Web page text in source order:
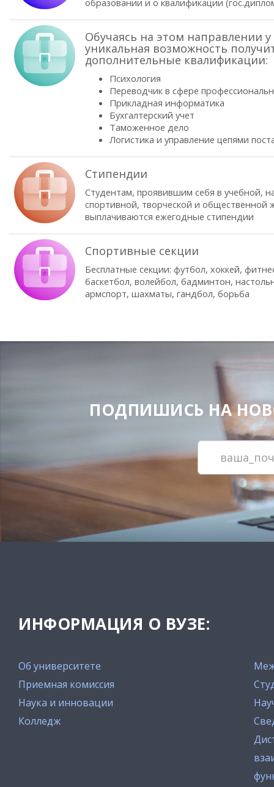
образовании и о квалификации
Обучаясь на этом направлении у
уникальная возможность
дополнительные квалификации:
Психология
Переводчик в сфере
Прикладная информатика
Бухгалтерский учет
Таможенное дело
Логистика и управление цепями
Стипендии
Студентам, проявившим себя в учебной,
спортивной, творческой и общественной
выплачиваются ежегодные стипендии
Спортивные секции
Бесплатные секции: футбол, хоккей,
баскетбол, волейбол, бадминтон,
армспорт, шахматы, гандбол, борьба
ПОДПИШИСЬ НА
ИНФОРМАЦИЯ О ВУЗЕ:
Об университете
Приемная комиссия
Наука и инновации
Колледж